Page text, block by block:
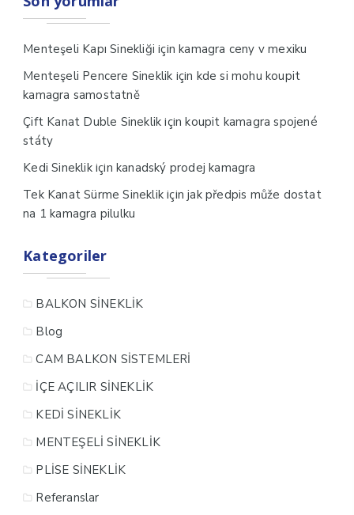
Menteşeli Kapı Sinekliği içinkamagra ceny v mexiku
Menteşeli Pencere Sineklik için kde si mohu koupit
kamagra samostatně
Çift Kanat Duble Sineklik içinkoupit kamagra spojené
státy
Kedi Sineklikiçin kanadský prodej kamagra
Tek Kanat Sürme Sineklikiçinjak předpis může dostat
na 1 kamagra pilulku
Kategoriler
BALKON SİNEKLİK
Blog
CAM BALKON SİSTEMLERİ
İÇE AÇILIR SİNEKLİK
KEDİ SİNEKLİK
MENTEŞELİ SİNEKLİK
PLİSE SİNEKLİK
Referanslar